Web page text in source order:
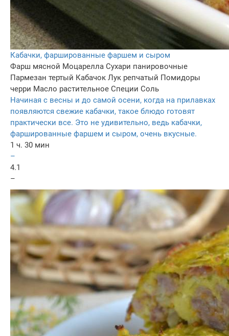
Кабачки, фаршированные фаршем и сыром
Фарш мясной Моцарелла Сухари панировочные
Пармезан тертый Кабачок Лук репчатый Помидоры
черри Масло растительное Специи Соль
Начиная с весны и до самой осени, когда на прилавках
появляются свежие кабачки, такое блюдо готовят
практически все. Это не удивительно, ведь кабачки,
фаршированные фаршем и сыром, очень вкусные.
1 ч. 30 мин
–
4.1
–